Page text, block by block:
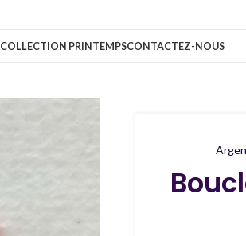
COLLECTION PRINTEMPSCONTACTEZ-NOUS